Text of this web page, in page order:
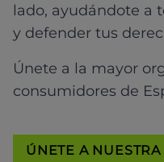
lado, ayudándote a
y defender tus
Únete a la mayor
consumidores de
ÚNETE A